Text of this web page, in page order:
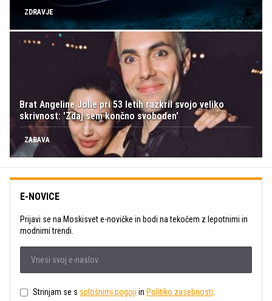
ZDRAVJE
Brat Angeline Jolie pri 53 letih razkril svojo veliko
skrivnost: 'Zdaj sem končno svoboden'
ZABAVA
E-NOVICE
Prijavi se na Moskisvet e-novičke in bodi na tekočem z lepotnimi in
modnimi trendi.
Strinjam se s splošnimi pogoji in Politiko zasebnosti